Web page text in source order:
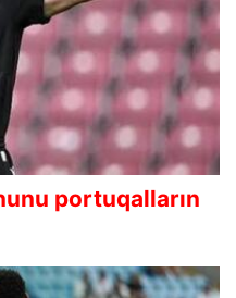
portuqalların